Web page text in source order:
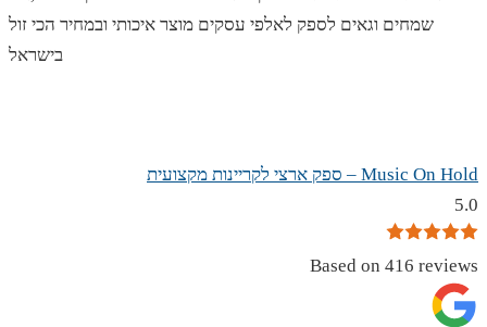
שמחים וגאים לספק לאלפי עסקים מוצר איכותי ובמחיר הכי זול
בישראל
Music On Hold – ספק ארצי לקריינות מקצועית
5.0
Based on 416 reviews